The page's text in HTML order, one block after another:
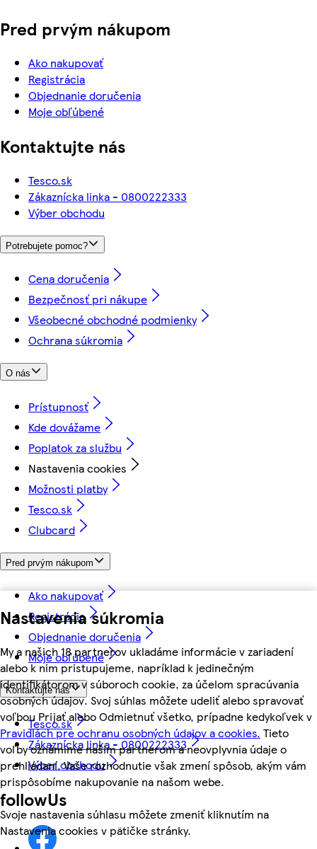
Nastavenia súkromia
My a našich 18 partnerov ukladáme informácie v zariadení
alebo k nim pristupujeme, napríklad k jedinečným
identifikátorom v súboroch cookie, za účelom spracúvania
osobných údajov. Svoj súhlas môžete udeliť alebo spravovať
voľbou Prijať alebo Odmietnuť všetko, prípadne kedykoľvek v
Pravidlách pre ochranu osobných údajov a cookies. Tieto
voľby oznámime našim partnerom a neovplyvnia údaje o
prehliadaní. Vaše rozhodnutie však zmení spôsob, akým vám
prispôsobíme nakupovanie na našom webe.
Svoje nastavenia súhlasu môžete zmeniť kliknutím na
Nastavenia cookies v pätičke stránky.
Pred prvým nákupom
Ako nakupovať
Registrácia
Objednanie doručenia
Moje obľúbené
Kontaktujte nás
Tesco.sk
Zákaznícka linka - 0800222333
Výber obchodu
Potrebujete pomoc?
Cena doručenia
Bezpečnosť pri nákupe
Všeobecné obchodné podmienky
Ochrana súkromia
O nás
Prístupnosť
Kde dovážame
Poplatok za službu
Nastavenia cookies
Možnosti platby
Tesco.sk
Clubcard
Pred prvým nákupom
Ako nakupovať
Registrácia
Objednanie doručenia
Moje obľúbené
Kontaktujte nás
Tesco.sk
Zákaznícka linka - 0800222333
Výber obchodu
followUs